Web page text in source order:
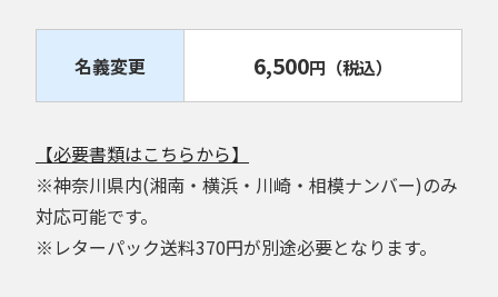
名義変更 6,500円 （税込）
【必要書類はこちらから】
※神奈川県内(湘南・横浜・川崎・相模ナンバー)のみ
対応可能です。
※レターパック送料370円が別途必要となります。